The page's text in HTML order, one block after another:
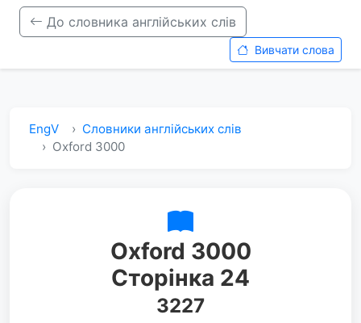
До словника англійських слів
Вивчати слова
EngV
Словники англійських слів
Oxford 3000
Oxford 3000
Сторінка 24
3227